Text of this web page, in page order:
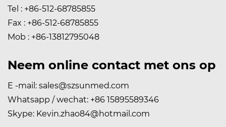
Tel : +86-512-68785855
Fax : +86-512-68785855
Mob : +86-13812795048
Neem online contact met ons op
E -mail: sales@szsunmed.com
Whatsapp / wechat: +86 15895589346
Skype: Kevin.zhao84@hotmail.com